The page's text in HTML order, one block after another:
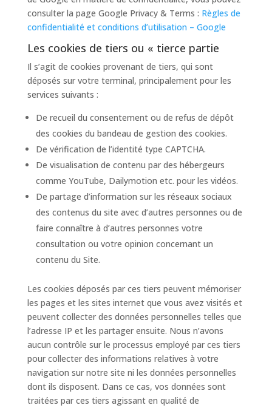
consulter la page Google Privacy & Terms : Règles de
confidentialité et conditions d’utilisation – Google
Les cookies de tiers ou « tierce partie
Il s’agit de cookies provenant de tiers, qui sont
déposés sur votre terminal, principalement pour les
services suivants :
De recueil du consentement ou de refus de dépôt
des cookies du bandeau de gestion des cookies.
De vérification de l’identité type CAPTCHA.
De visualisation de contenu par des hébergeurs
comme YouTube, Dailymotion etc. pour les vidéos.
De partage d’information sur les réseaux sociaux
des contenus du site avec d’autres personnes ou de
faire connaître à d’autres personnes votre
consultation ou votre opinion concernant un
contenu du Site.
Les cookies déposés par ces tiers peuvent mémoriser
les pages et les sites internet que vous avez visités et
peuvent collecter des données personnelles telles que
l’adresse IP et les partager ensuite. Nous n’avons
aucun contrôle sur le processus employé par ces tiers
pour collecter des informations relatives à votre
navigation sur notre site ni les données personnelles
dont ils disposent. Dans ce cas, vos données sont
traitées par ces tiers agissant en qualité de